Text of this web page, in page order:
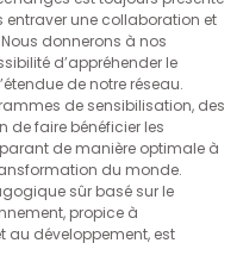
entraver une collaboration et
donnerons à nos
d’appréhender le
de notre réseau.
de sensibilisation, des
de faire bénéficier les
de manière optimale à
du monde.
sûr basé sur le
propice à
au développement, est